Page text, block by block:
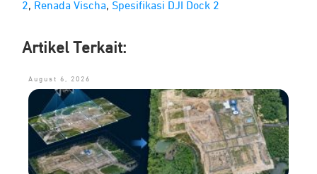
2, Renada Vischa, Spesifikasi DJI Dock 2
Artikel Terkait:
August 6, 2026